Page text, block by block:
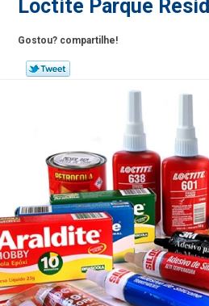
Loctite Parque
Gostou? compartilhe!